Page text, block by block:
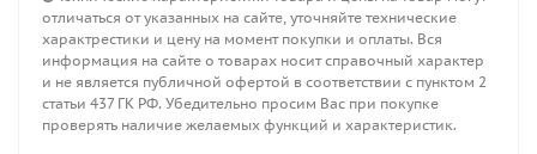
отличаться от указанных на сайте, уточняйте технические
характрестики и цену на момент покупки и оплаты. Вся
информация на сайте о товарах носит справочный характер
и не является публичной офертой в соответствии с пунктом 2
статьи 437 ГК РФ. Убедительно просим Вас при покупке
проверять наличие желаемых функций и характеристик.